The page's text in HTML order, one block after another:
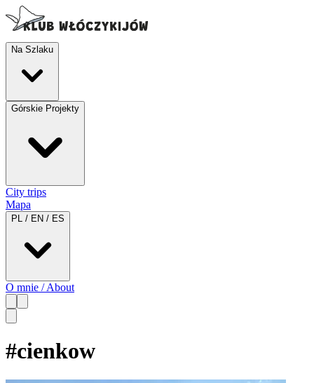
Na Szlaku
Górskie Projekty
City trips
Mapa
PL / EN / ES
O mnie / About
#cienkow